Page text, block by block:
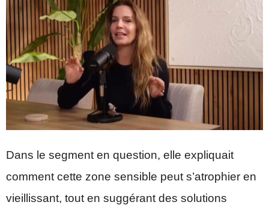
Dans le segment en question, elle expliquait
comment cette zone sensible peut s’atrophier en
vieillissant, tout en suggérant des solutions